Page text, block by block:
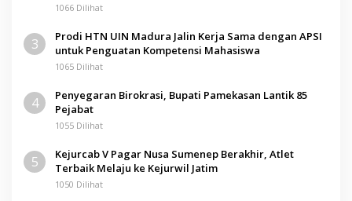
1066 Dilihat
3
Prodi HTN UIN Madura Jalin Kerja Sama dengan APSI
untuk Penguatan Kompetensi Mahasiswa
1065 Dilihat
4
Penyegaran Birokrasi, Bupati Pamekasan Lantik 85
Pejabat
1055 Dilihat
5
Kejurcab V Pagar Nusa Sumenep Berakhir, Atlet
Terbaik Melaju ke Kejurwil Jatim
1050 Dilihat